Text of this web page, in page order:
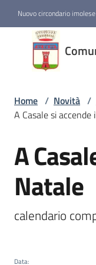
Nuovo circondario imolese
Comune di
Amministrazione
Menu selezionato
Servizi
Vivere
Home / Novità /
A Casale si
Salta al contenuto
A
Natale
calendario
Data: